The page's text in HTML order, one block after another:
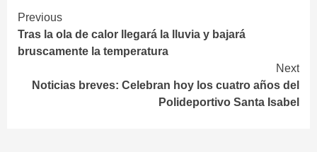
Continue
Reading
Previous
Tras la ola de calor llegará la lluvia y bajará
bruscamente la temperatura
Next
Noticias breves: Celebran hoy los cuatro años del
Polideportivo Santa Isabel